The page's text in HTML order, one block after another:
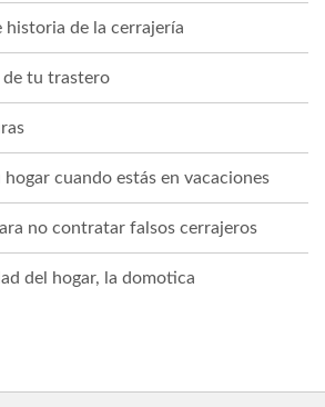
historia de la cerrajería
tu trastero
hogar cuando estás en vacaciones
no contratar falsos cerrajeros
del hogar, la domotica